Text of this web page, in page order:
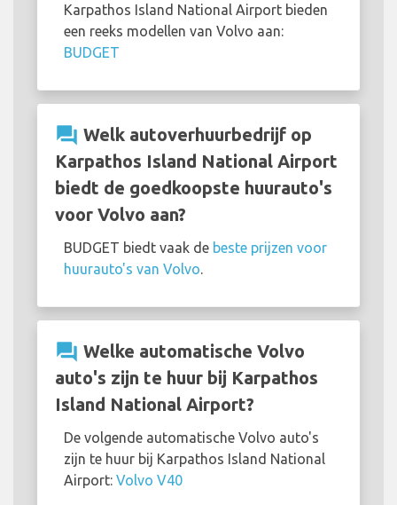
Karpathos Island National Airport bieden
een reeks modellen van Volvo aan:
BUDGET
question_answer Welk autoverhuurbedrijf op
Karpathos Island National Airport
biedt de goedkoopste huurauto's
voor Volvo aan?
BUDGET biedt vaak de beste prijzen voor
huurauto's van Volvo
question_answer Welke automatische Volvo
auto's zijn te huur bij Karpathos
Island National Airport?
De volgende automatische Volvo auto's
zijn te huur bij Karpathos Island National
Airport: Volvo V40